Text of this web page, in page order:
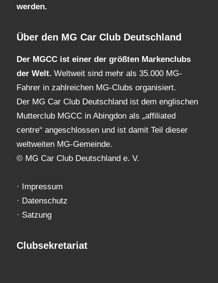
werden.
Über den MG Car Club Deutschland
Der MGCC ist einer der größten Markenclubs
der Welt. Weltweit sind mehr als 35.000 MG-
Fahrer in zahlreichen MG-Clubs organisiert.
Der MG Car Club Deutschland ist dem englischen
Mutterclub MGCC in Abingdon als „affiliated
centre“ angeschlossen und ist damit Teil dieser
weltweiten MG-Gemeinde.
© MG Car Club Deutschland e. V.
·
Impressum
· Datenschutz
· Satzung
Clubsekretariat